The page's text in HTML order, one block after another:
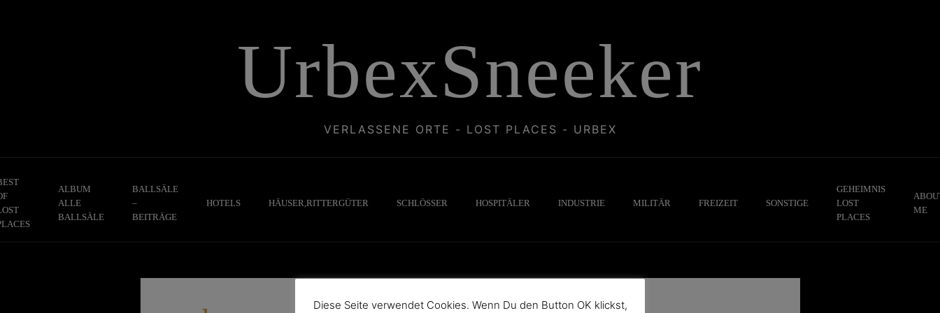
UrbexSneeker
VERLASSENE ORTE - LOST PLACES - URBEX
ALBUM
ALLE
BALLSÄLE
BALLSÄLE
–
BEITRÄGE
HOTELS HÄUSER,RITTERGÜTER SCHLÖSSER HOSPITÄLER INDUSTRIE MILITÄR FREIZEIT SONSTIGE
GEHEIMNIS
LOST
PLACES
ME
Diese Seite verwendet Cookies. Wenn Du den Button OK klickst,